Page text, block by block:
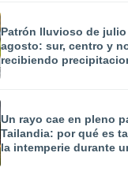
Patrón lluvioso de julio
agosto: sur, centro y
recibiendo
Un rayo cae en pleno
Tailandia: por qué es
la intemperie durante